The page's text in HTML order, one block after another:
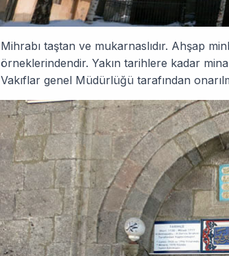
Mihrabı taştan ve mukarnaslıdır. Ahşap
örneklerindendir. Yakın tarihlere kadar
Vakıflar genel Müdürlüğü tarafından